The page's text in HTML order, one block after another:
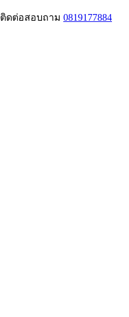
ติดต่อสอบถาม 0819177884